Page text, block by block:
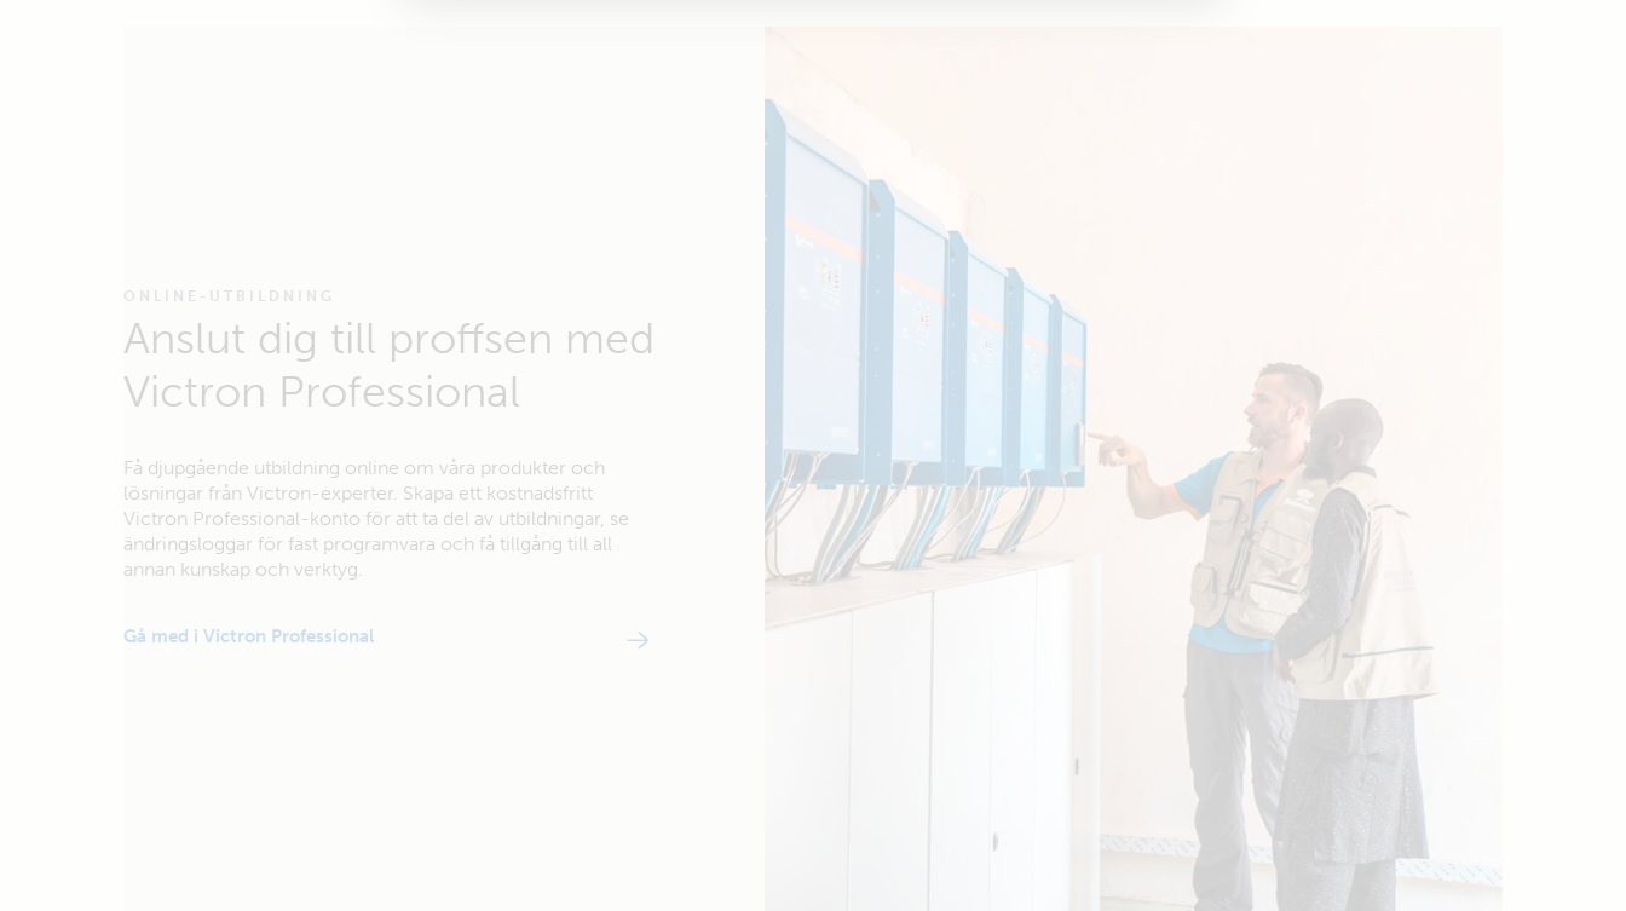
ONLINE-UTBILDNING
Anslut dig till proffsen med
Victron Professional
Få djupgående utbildning online om våra produkter och
lösningar från Victron-experter. Skapa ett kostnadsfritt
Victron Professional-konto för att ta del av utbildningar, se
ändringsloggar för fast programvara och få tillgång till all
annan kunskap och verktyg.
Gå med i Victron Professional